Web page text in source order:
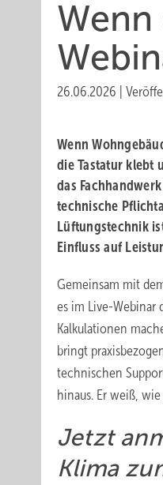
26.06.2026
Wenn
die Tastatur klebt
das
technische
Lüftungstechnik
Einfluss auf
Gemeinsam mit
es im Live-Webinar
Kalkulationen
bringt
technischen
hinaus. Er weiß,
Jetzt
Klima